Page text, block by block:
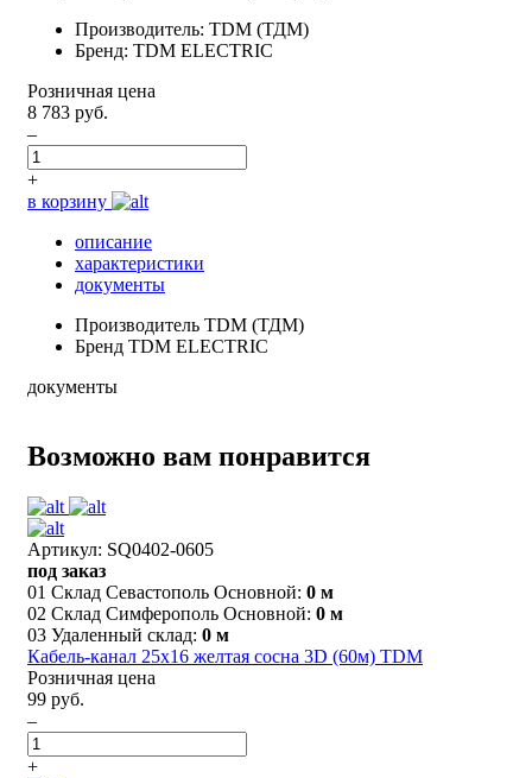
Производитель: TDM (ТДМ)
Бренд: TDM ELECTRIC
Розничная цена
8 783 руб.
–
+
в корзину
описание
характеристики
документы
Производитель TDM (ТДМ)
Бренд TDM ELECTRIC
документы
Возможно вам понравится
Артикул: SQ0402-0605
под заказ
01 Склад Севастополь Основной: 0 м
02 Склад Симферополь Основной: 0 м
03 Удаленный склад: 0 м
Кабель-канал 25х16 желтая сосна 3D (60м) TDM
Розничная цена
99 руб.
–
+